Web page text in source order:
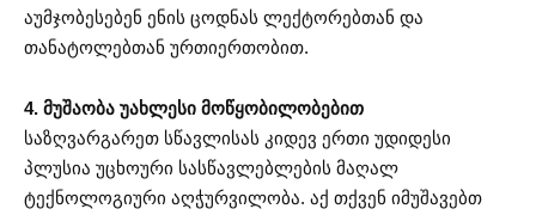
აუმჯობესებენ ენის ცოდნას ლექტორებთან და
თანატოლებთან ურთიერთობით.
4. მუშაობა უახლესი მოწყობილობებით
საზღვარგარეთ სწავლისას კიდევ ერთი უდიდესი
პლუსია უცხოური სასწავლებლების მაღალ
ტექნოლოგიური აღჭურვილობა. აქ თქვენ იმუშავებთ